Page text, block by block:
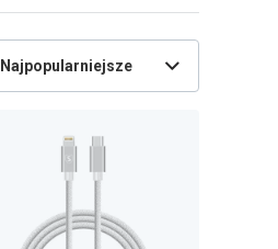
Najpopularniejsze